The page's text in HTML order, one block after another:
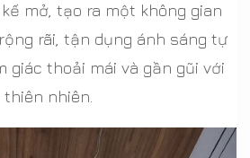
mở, tạo ra một không gian
rãi, tận dụng ánh sáng tự
giác thoải mái và gần gũi với
thiên nhiên.